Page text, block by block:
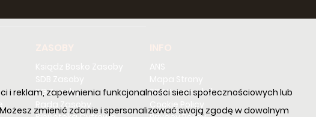
i reklam, zapewnienia funkcjonalności sieci społecznościowych lub
zmienić zdanie i spersonalizować swoją zgodę w dowolnym
PG Zasoby
Rada Zasoby
SDB Przewodnik
Cookie Policy